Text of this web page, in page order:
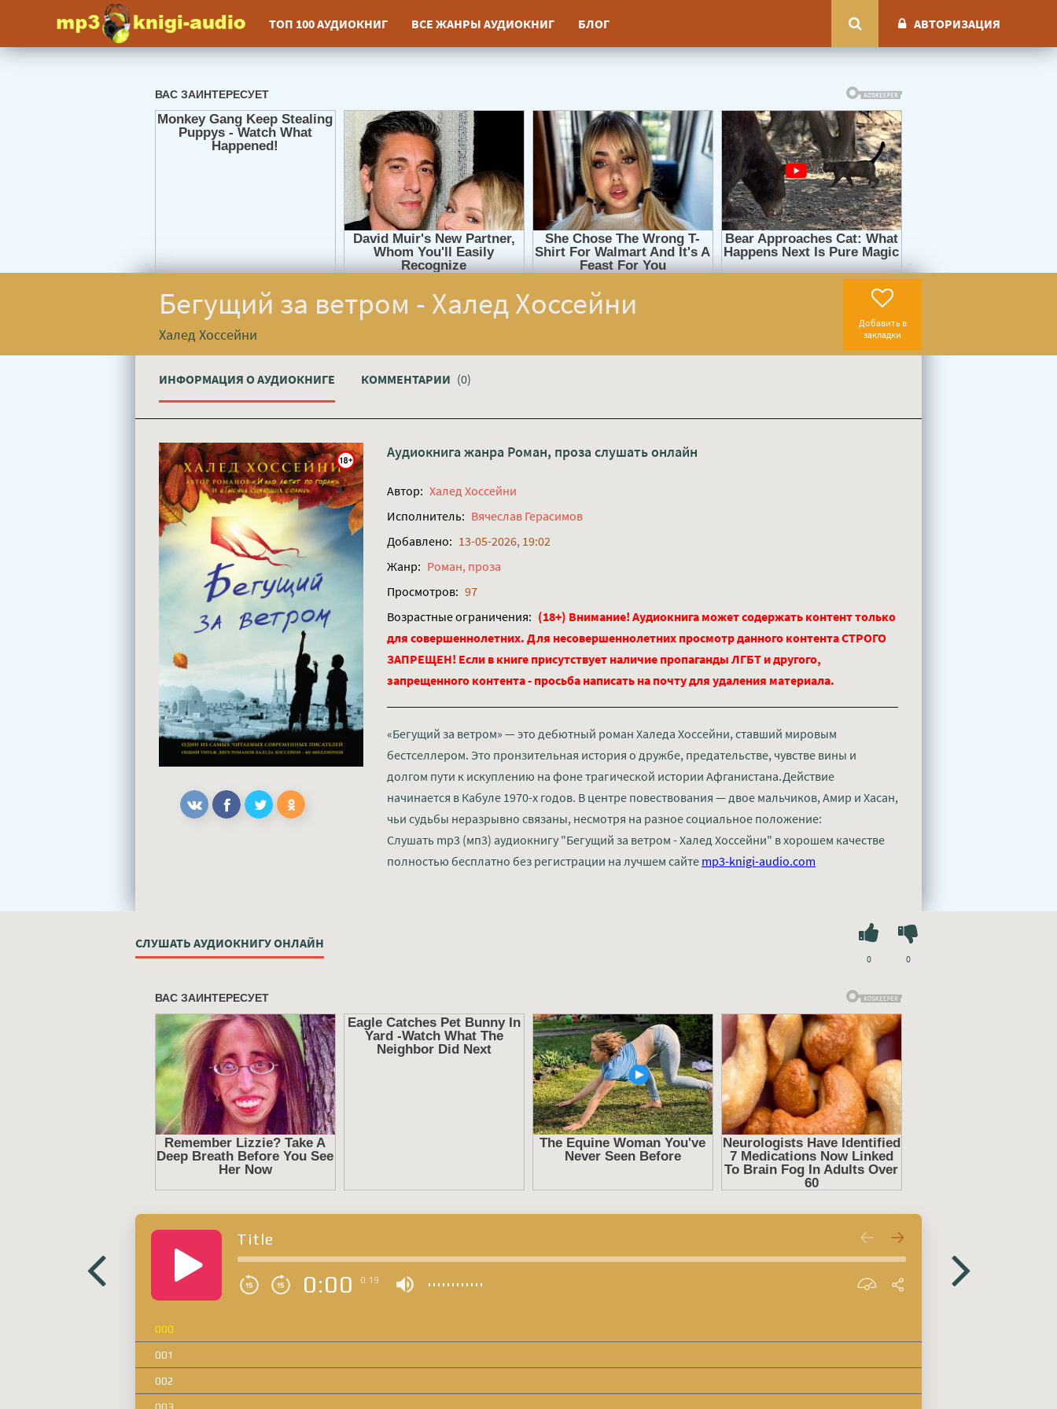
ТОП 100 АУДИОКНИГ ВСЕ ЖАНРЫ АУДИОКНИГ БЛОГ АВТОРИЗАЦИЯ
Бегущий за ветром - Халед Хоссейни
Халед Хоссейни
Добавить в
закладки
ИНФОРМАЦИЯ О АУДИОКНИГЕ КОММЕНТАРИИ (0)
Аудиокнига жанра Роман, проза слушать онлайн
Автор: Халед Хоссейни
Исполнитель: Вячеслав Герасимов
Добавлено: 13-05-2026, 19:02
Жанр: Роман, проза
Просмотров: 97
Возрастные ограничения: (18+) Внимание! Аудиокнига может содержать контент только
для совершеннолетних. Для несовершеннолетних просмотр данного контента СТРОГО
ЗАПРЕЩЕН! Если в книге присутствует наличие пропаганды ЛГБТ и другого,
запрещенного контента - просьба написать на почту для удаления материала.
«Бегущий за ветром» — это дебютный роман Халеда Хоссейни, ставший мировым
бестселлером. Это пронзительная история о дружбе, предательстве, чувстве вины и
долгом пути к искуплению на фоне трагической истории Афганистана.Действие
начинается в Кабуле 1970-х годов. В центре повествования — двое мальчиков, Амир и Хасан,
чьи судьбы неразрывно связаны, несмотря на разное социальное положение:
Слушать mp3 (мп3) аудиокнигу "Бегущий за ветром - Халед Хоссейни" в хорошем качестве
полностью бесплатно без регистрации на лучшем сайте mp3-knigi-audio.com
СЛУШАТЬ АУДИОКНИГУ ОНЛАЙН
0 0
Title
0:00 0:19
000
001
002
003